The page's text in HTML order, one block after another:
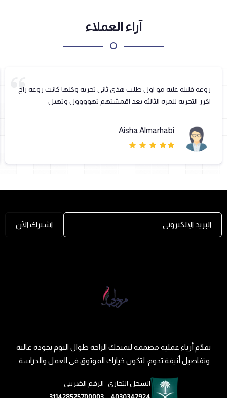
آراء العملاء
روعه قليله عليه مو اول طلب هذي ثاني تجربه وكلها كانت روعه راح
اكرر التجربه للمره الثالثه بعد اقمشتهم تهوووول وتهبل
Aisha Almarhabi
البريد الإلكتروني
اشترك الآن
نقدّم أزياء عملية مصممة لتمنحك الراحة طوال اليوم بجودة عالية
وتفاصيل أنيقة تدوم، لتكون خيارك الموثوق في العمل والدراسة.
السجل التجاري الرقم الضريبي